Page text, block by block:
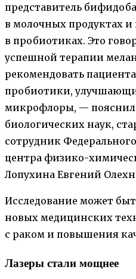
представитель
в молочных продуктах и
в пробиотиках. Это
успешной терапии
рекомендовать
пробиотики,
микрофлоры, — пояснил
биологических наук,
сотрудник
центра физико-
Лопухина Евгений
Исследование может
новых медицинских
с раком и повышения
Лазеры стали мощнее